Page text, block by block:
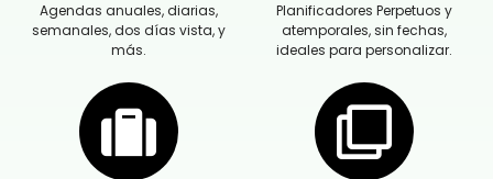
Agendas anuales, diarias,
semanales, dos días vista, y
más.
Planificadores Perpetuos y
atemporales, sin fechas,
ideales para personalizar.